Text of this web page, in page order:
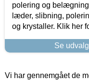
polering og
læder, slibning,
og krystaller. Klik her
Se
Vi har gennemgået de